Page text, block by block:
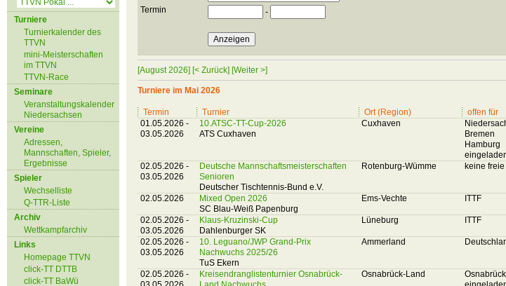
Turniere
Turnierkalender des
TTVN
mini-Meisterschaften
im TTVN
TTVN-Race
Seminare
Veranstaltungskalender
Niedersachsen
Vereine
Adressen,
Mannschaften, Spieler,
Ergebnisse
Spieler
Wechselliste
Q-TTR-Liste
Archiv
Wettkampfarchiv
Links
Homepage TTVN
click-TT DTTB
click-TT BaWü
Termin
-
[August 2026] [< Zurück] [Weiter >]
Turniere im Mai 2026
Termin Turnier Ort (Region) offen für
01.05.2026 -
03.05.2026
10.ATSC-TT-Cup-2026
ATS Cuxhaven
Cuxhaven
Bremen
Hamburg
02.05.2026 -
03.05.2026
Deutsche Mannschaftsmeisterschaften
Senioren
Deutscher Tischtennis-Bund e.V.
Rotenburg-Wümme keine
02.05.2026
Mixed Open 2026
SC Blau-Weiß Papenburg
Ems-Vechte ITTF
02.05.2026 -
03.05.2026
Klaus-Kruzinski-Cup
Dahlenburger SK
Lüneburg ITTF
02.05.2026 -
03.05.2026
10. Leguano/JWP Grand-Prix
Nachwuchs 2025/26
TuS Ekern
Ammerland
02.05.2026 -
Kreisendranglistenturnier Osnabrück-
Osnabrück-Land